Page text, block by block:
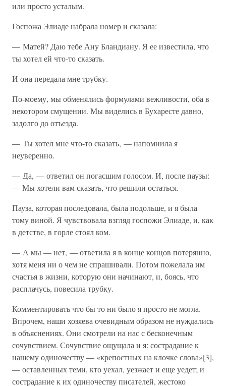
или просто усталым.
Госпожа Элиаде набрала номер и сказала:
— Матей? Даю тебе Ану Бландиану. Я ее известила, что
ты хотел ей что-то сказать.
И она передала мне трубку.
По-моему, мы обменялись формулами вежливости, оба в
некотором смущении. Мы виделись в Бухаресте давно,
задолго до отъезда.
— Ты хотел мне что-то сказать, — напомнила я
неуверенно.
— Да, — ответил он погасшим голосом. И, после паузы:
— Мы хотели вам сказать, что решили остаться.
Пауза, которая последовала, была подольше, и я была
тому виной. Я чувствовала взгляд госпожи Элиаде, и, как
в детстве, в горле стоял ком.
— А мы — нет, — ответила я в конце концов потерянно,
хотя меня ни о чем не спрашивали. Потом пожелала им
счастья в жизни, которую они начинают, и, боясь, что
расплачусь, повесила трубку.
Комментировать что бы то ни было я просто не могла.
Впрочем, наши хозяева очевидным образом не нуждались
в объяснениях. Они смотрели на нас с бесконечным
сочувствием. Сочувствие ощущала и я: сострадание к
нашему одиночеству — «крепостных на клочке слова»[3],
— оставленных теми, кто уехал, уезжает и еще уедет; и
сострадание к их одиночеству писателей, жестоко